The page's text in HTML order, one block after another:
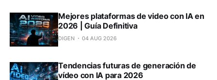
Mejores plataformas de video con IA en
2026 | Guía Definitiva
DIGEN 04 AUG 2026
Tendencias futuras de generación de
vídeo con IA para 2026